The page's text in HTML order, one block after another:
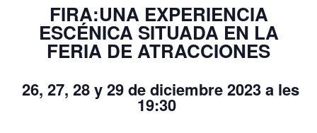
FIRA:UNA EXPERIENCIA
ESCÉNICA SITUADA EN LA
FERIA DE ATRACCIONES
26, 27, 28 y 29 de diciembre 2023 a les
19:30